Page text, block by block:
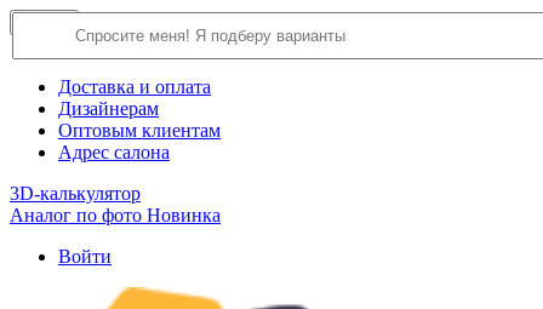
О компании
Доставка и оплата
Дизайнерам
Оптовым клиентам
Адрес салона
3D-калькулятор
Аналог по фото Новинка
Войти